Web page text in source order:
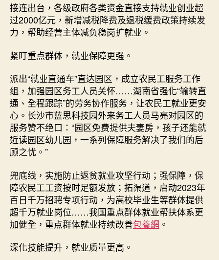
接连出台，各级政府各类资金直接支持就业创业超
过2000亿元，新增减税降费及退税缓费政策持续发
力，帮助经营主体减负稳岗扩就业。
紧盯重点群体，就业保障更强。
派出“就业直通车”直达园区，成立农民工服务工作
组，加强园区务工人员关怀……湖南省强化“输转直
通、全程跟踪”的劳务协作服务，让农民工就业更安
心。长沙市蓝思科技园外来务工人员马亮对园区的
服务赞不绝口：“园区免费提供夫妻房，孩子还能就
近读园区幼儿园，一系列保障服务解决了我们的后
顾之忧。”
兜底线，实施防止返贫就业攻坚行动；强保障，保
障农民工工资按时足额发放；拓渠道，启动2023年
百日千万招聘专项行动，为高校毕业生等群体提供
超千万就业岗位……我国重点群体就业帮扶体系更
加健全，重点群体就业持续改善包養網 。
深化技能提升，就业质量更高。